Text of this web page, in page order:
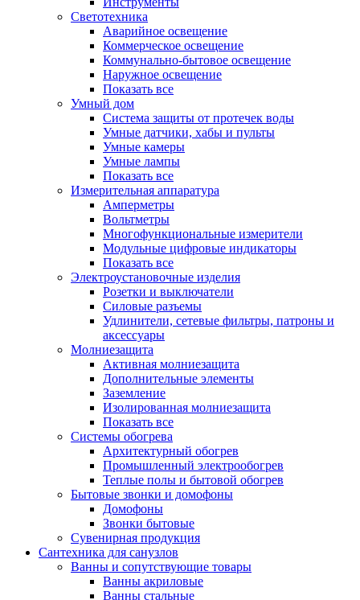
Светотехника
Аварийное освещение
Коммерческое освещение
Коммунально-бытовое освещение
Наружное освещение
Показать все
Умный дом
Система защиты от протечек воды
Умные датчики, хабы и пульты
Умные камеры
Умные лампы
Показать все
Измерительная аппаратура
Амперметры
Вольтметры
Многофункциональные измерители
Модульные цифровые индикаторы
Показать все
Электроустановочные изделия
Розетки и выключатели
Силовые разъемы
Удлинители, сетевые фильтры, патроны и
аксессуары
Молниезащита
Активная молниезащита
Дополнительные элементы
Заземление
Изолированная молниезащита
Показать все
Системы обогрева
Архитектурный обогрев
Промышленный электрообогрев
Теплые полы и бытовой обогрев
Бытовые звонки и домофоны
Домофоны
Звонки бытовые
Сувенирная продукция
Сантехника для санузлов
Ванны и сопутствующие товары
Ванны акриловые
Ванны стальные